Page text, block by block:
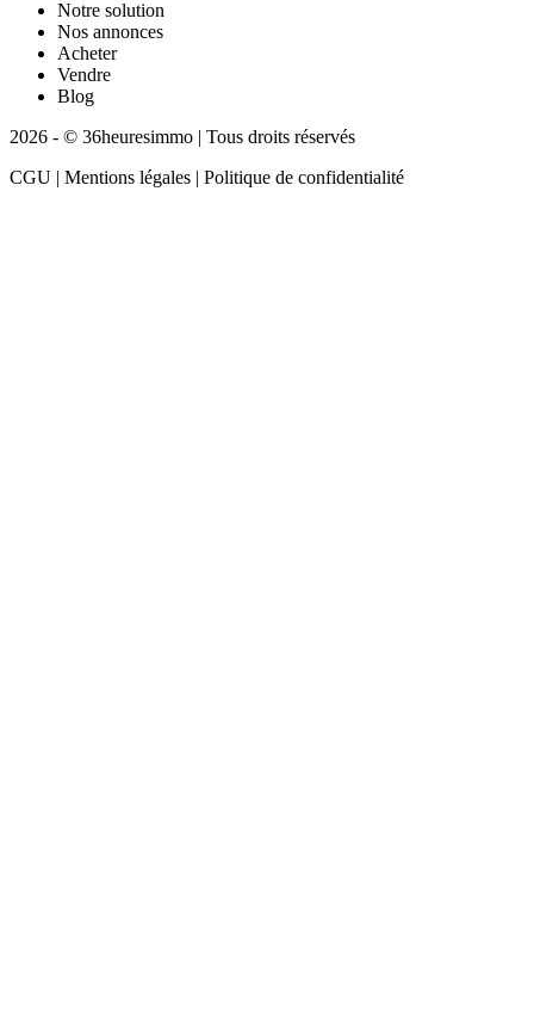
Notre solution
Nos annonces
Acheter
Vendre
Blog
2026 - © 36heuresimmo | Tous droits réservés
CGU | Mentions légales | Politique de confidentialité